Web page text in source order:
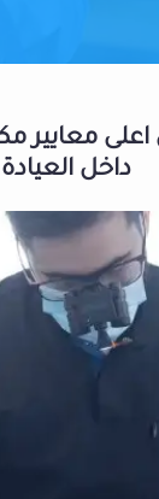
معايير
داخل العيادة